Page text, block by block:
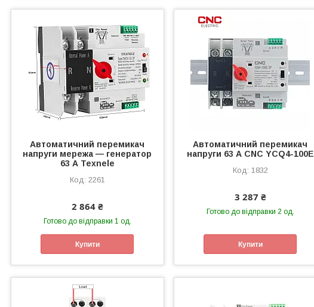
Автоматичний перемикач
напруги мережа — генератор
63 А Texnele
2261
2 864 ₴
Готово до відправки 1 од.
Купити
Автоматичний перемикач
напруги 63 А CNC YCQ4-100E
1832
3 287 ₴
Готово до відправки 2 од.
Купити